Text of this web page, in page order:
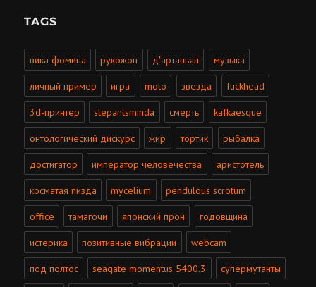
TAGS
вика фомина рукожоп д'артаньян музыка
личный пример игра moto звезда fuckhead
3d-принтер stepantsminda смерть kafkaesque
онтологический дискурс жир тортик рыбалка
достигатор император человечества аристотель
косматая пизда mycelium pendulous scrotum
office тамагочи японский прон годовщина
истерика позитивные вибрации webcam
под полтос seagate momentus 5400.3 супермутанты